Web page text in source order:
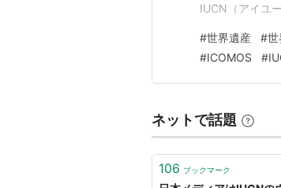
IUCN（アイユ
のがあります。
す。 通常は1年
#世界遺産 #世
#ICOMOS #
ネットで話題
106 ブックマーク